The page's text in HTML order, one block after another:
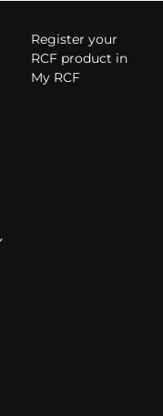
Register your
RCF product in
My RCF